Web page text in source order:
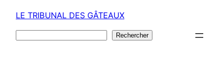
LE TRIBUNAL DES GÂTEAUX
Rechercher